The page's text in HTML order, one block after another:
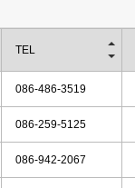
TEL
086-486-3519
086-259-5125
086-942-2067